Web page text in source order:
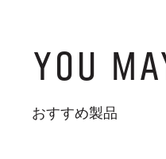
YOU
おすすめ製品